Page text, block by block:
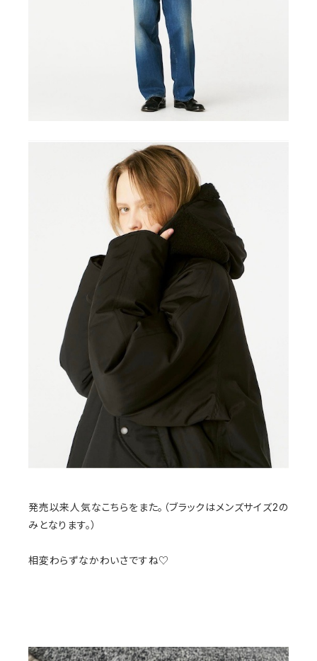
発売以来人気なこちらをまた。（ブラックはメンズサイズ2の
みとなります。）
相変わらずなかわいさですね♡